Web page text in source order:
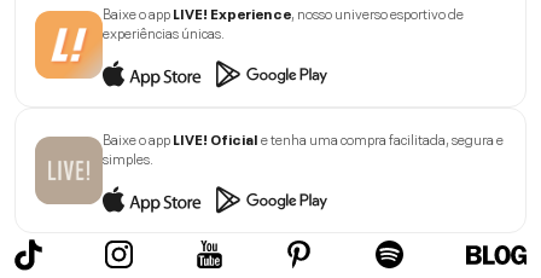
Baixe o appLIVE! Experience , nosso universo esportivo de
experiências únicas.
Baixe o appLIVE! Oficiale tenha uma compra facilitada, segura e
simples.